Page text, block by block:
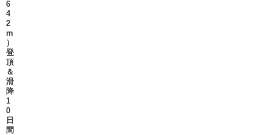
6
4
2
m
）
登
頂
＆
滑
降
1
0
日
間